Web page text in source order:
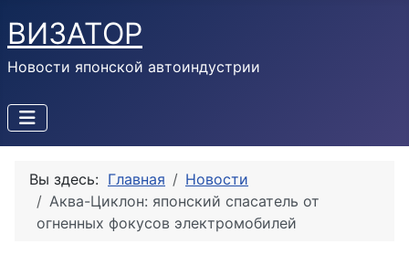
ВИЗАТОР
Новости японской автоиндустрии
Вы здесь: Главная
Новости
Аква-Циклон: японский спасатель от
огненных фокусов электромобилей